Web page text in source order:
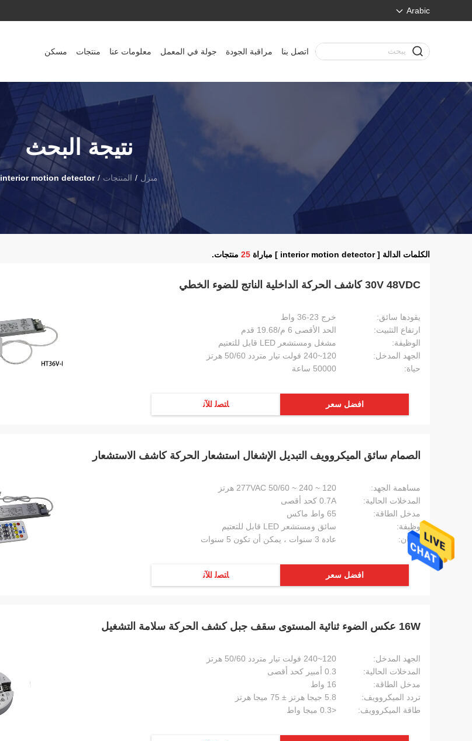
Arabic
مسكن منتجات معلومات عنا جولة في المعمل مراقبة الجودة اتصل بنا
نتيجة البحث
منزل / المنتجات /
interior motion detector
الكلمات الدالة [ interior motion detector ] مباراة 25 منتجات.
30V 48VDC كاشف الحركة الداخلية الناتج للضوء الخطي
يقودها سائق:
خرج 23-36 واط
ارتفاع التثبيت:
الحد الأقصى 6 م/19.68 قدم
الوظيفة:
مشغل ومستشعر LED قابل للتعتيم
الجهد المدخل:
120~240 فولت تيار متردد 50/60 هرتز
حياة:
50000 ساعة
افضل سعر ﺎﺘﺼﻟ ﺍﻶﻧ
الصمام سائق الميكروويف التبديل الإشغال استشعار الحركة كاشف الاستشعار
مساهمة الجهد:
120 ~ 240 ~ 277VAC 50/60 هرتز
المدخلات الحالية:
0.7A كحد أقصى
مدخل الطاقة:
65 واط ماكس
وظيفة:
سائق ومستشعر LED قابل للتعتيم
ضمان:
عادة 3 سنوات ، يمكن أن تكون 5 سنوات
افضل سعر ﺎﺘﺼﻟ ﺍﻶﻧ
16W عكس الضوء ثنائية المستوى سقف جبل كشف الحركة سلامة التشغيل
الجهد المدخل:
120~240 فولت تيار متردد 50/60 هرتز
المدخلات الحالية:
0.3 أمبير كحد أقصى
مدخل الطاقة:
16 واط
تردد الميكروويف:
5.8 جيجا هرتز ± 75 ميجا هرتز
طاقة الميكروويف:
<0.3 ميجا واط